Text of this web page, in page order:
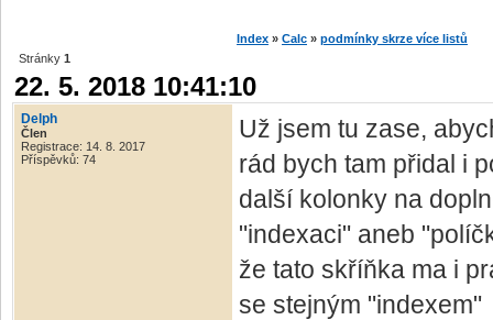
Index » Calc » podmínky skrze více listů
Stránky 1
22. 5. 2018 10:41:10
Delph
Člen
Registrace: 14. 8. 2017
Příspěvků: 74
Už jsem tu zase,
rád bych tam přidal i
další kolonky na
"indexaci" aneb
že tato skříňka ma i
se stejným